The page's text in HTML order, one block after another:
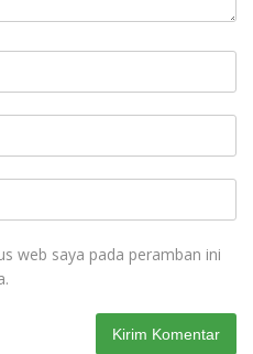
web saya pada peramban ini